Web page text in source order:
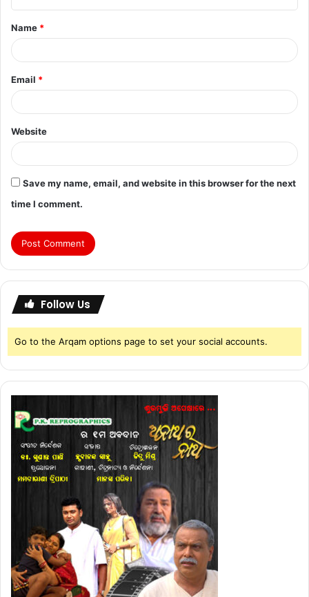
Name *
Email *
Website
Save my name, email, and website in this browser for the next
time I comment.
Follow Us
Go to the Arqam options page to set your social accounts.